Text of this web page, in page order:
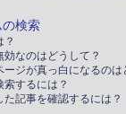
の検索
？
効なのはどうして？
ージが真っ白になるのは
するには？
た記事を確認するには？